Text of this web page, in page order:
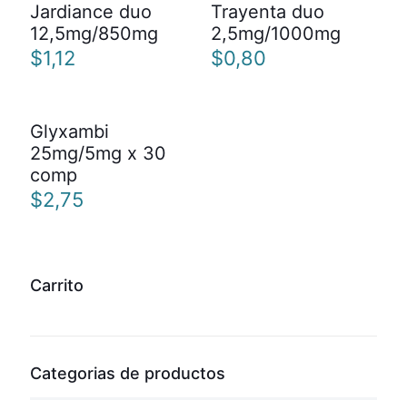
Jardiance duo
12,5mg/850mg
$1,12
Trayenta duo
2,5mg/1000mg
$0,80
Glyxambi
25mg/5mg x 30
comp
$2,75
Carrito
Categorias de productos